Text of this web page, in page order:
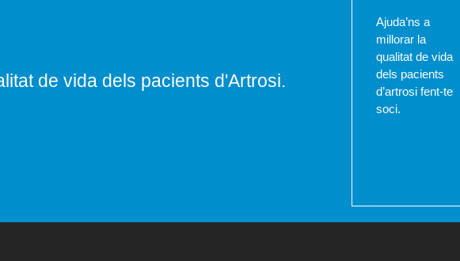
de vida dels pacients d'Artrosi.
Ajuda’ns a
millorar la
qualitat de vida
dels pacients
d’artrosi fent-te
soci.